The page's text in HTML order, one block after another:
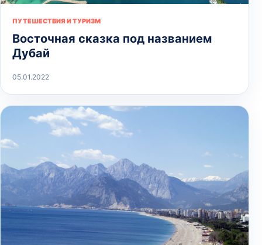
ПУТЕШЕСТВИЯ И ТУРИЗМ
Восточная сказка под названием
Дубай
05.01.2022